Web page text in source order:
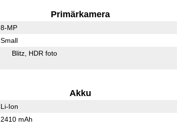
Primärkamera
8-MP
Small
Blitz HDR foto
Akku
Li-Ion
2410 mAh